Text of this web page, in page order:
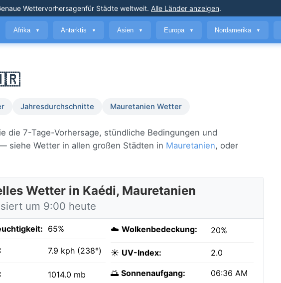
Wettervorhersagenfür Städte weltweit. Alle Länder anzeigen.
Afrika ▼ Antarktis ▼ Asien ▼ Europa ▼ Nordamerika ▼
Jahresdurchschnitte Mauretanien Wetter
die 7-Tage-Vorhersage, stündliche Bedingungen und
siehe Wetter in allen großen Städten in Mauretanien, oder
Wetter in Kaédi, Mauretanien
um 9:00 heute
65%
7.9 kph (238°)
1014.0 mb
☁️ Wolkenbedeckung: 20%
☀️ UV-Index: 2.0
🌅 Sonnenaufgang: 06:36 AM